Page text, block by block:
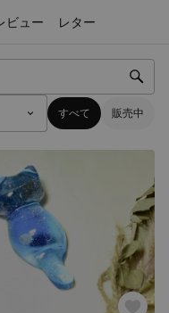
ビュー レター
すべて 販売中